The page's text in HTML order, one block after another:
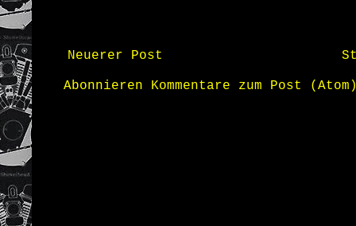
Neuerer Post
Abonnieren Kommentare zum Post